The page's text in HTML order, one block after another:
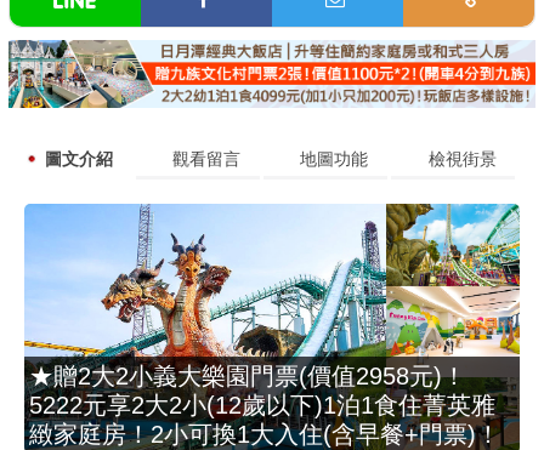
圖文介紹 觀看留言 地圖功能 檢視街景
★贈2大2小義大樂園門票(價值2958元)！
5222元享2大2小(12歲以下)1泊1食住菁英雅
緻家庭房！2小可換1大入住(含早餐+門票)！